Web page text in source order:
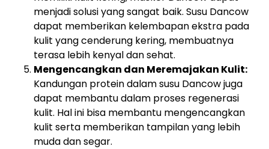
menjadi solusi yang sangat baik. Susu Dancow
dapat memberikan kelembapan ekstra pada
kulit yang cenderung kering, membuatnya
terasa lebih kenyal dan sehat.
Mengencangkan dan Meremajakan Kulit:
Kandungan protein dalam susu Dancow juga
dapat membantu dalam proses regenerasi
kulit. Hal ini bisa membantu mengencangkan
kulit serta memberikan tampilan yang lebih
muda dan segar.